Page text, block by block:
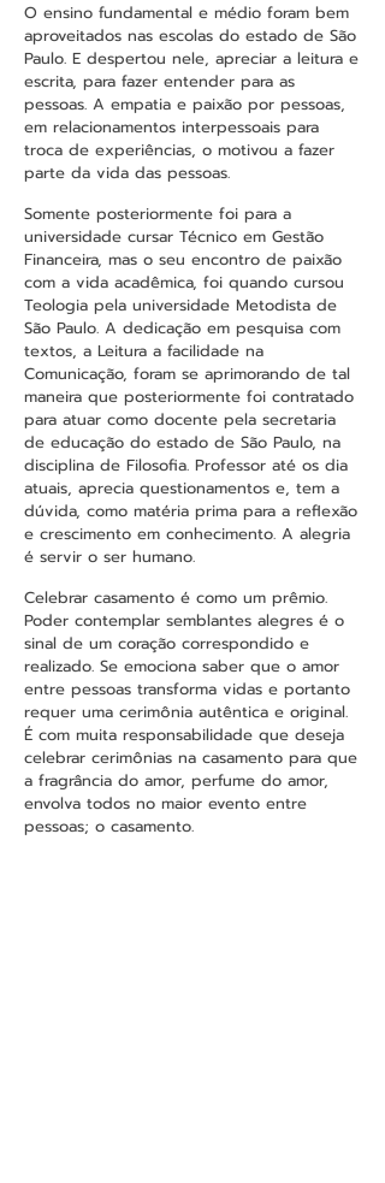
O ensino fundamental e médio foram bem
aproveitados nas escolas do estado de São
Paulo. E despertou nele, apreciar a leitura e
escrita, para fazer entender para as
pessoas. A empatia e paixão por pessoas,
em relacionamentos interpessoais para
troca de experiências, o motivou a fazer
parte da vida das pessoas.
Somente posteriormente foi para a
universidade cursar Técnico em Gestão
Financeira, mas o seu encontro de paixão
com a vida acadêmica, foi quando cursou
Teologia pela universidade Metodista de
São Paulo. A dedicação em pesquisa com
textos, a Leitura a facilidade na
Comunicação, foram se aprimorando de tal
maneira que posteriormente foi contratado
para atuar como docente pela secretaria
de educação do estado de São Paulo, na
disciplina de Filosofia. Professor até os dia
atuais, aprecia questionamentos e, tem a
dúvida, como matéria prima para a reflexão
e crescimento em conhecimento. A alegria
é servir o ser humano.
Celebrar casamento é como um prêmio.
Poder contemplar semblantes alegres é o
sinal de um coração correspondido e
realizado. Se emociona saber que o amor
entre pessoas transforma vidas e portanto
requer uma cerimônia autêntica e original.
É com muita responsabilidade que deseja
celebrar cerimônias na casamento para que
a fragrância do amor, perfume do amor,
envolva todos no maior evento entre
pessoas; o casamento.